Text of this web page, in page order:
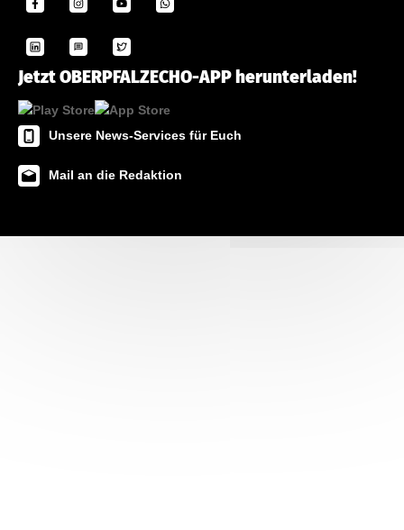
Jetzt OBERPFALZECHO-APP herunterladen!
Unsere News-Services für Euch
Mail an die Redaktion